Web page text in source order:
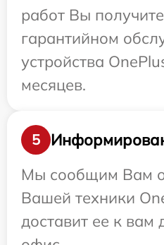
работ Вы
гарантийном
устройства
месяцев.
5
Мы сообщим Вам о
Вашей техники
доставит ее к вам